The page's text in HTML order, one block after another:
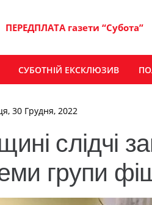
ПЕРЕДПЛАТА газети “Субота”
СУБОТНІЙ ЕКСКЛЮЗИВ
30 Грудня, 2022
слідчі
групи